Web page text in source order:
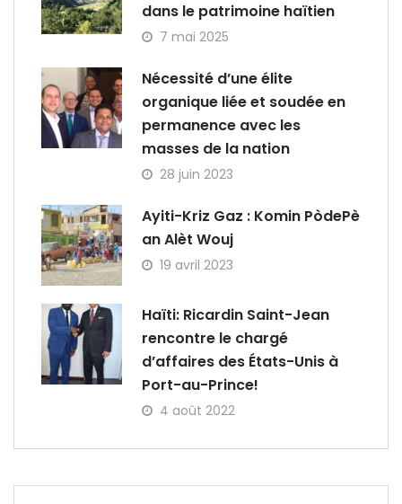
dans le patrimoine haïtien
7 mai 2025
Nécessité d’une élite
organique liée et soudée en
permanence avec les
masses de la nation
28 juin 2023
Ayiti-Kriz Gaz : Komin PòdePè
an Alèt Wouj
19 avril 2023
Haïti: Ricardin Saint-Jean
rencontre le chargé
d’affaires des États-Unis à
Port-au-Prince!
4 août 2022